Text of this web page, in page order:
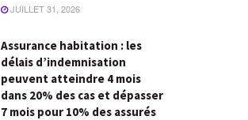
JUILLET 31, 2026
Assurance habitation : les
délais d’indemnisation
peuvent atteindre 4 mois
dans 20% des cas et dépasser
7 mois pour 10% des assurés